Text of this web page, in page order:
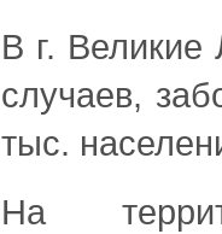
В г. Великие
случаев,
тыс.
На